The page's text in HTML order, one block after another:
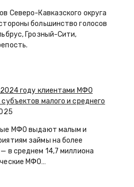
Северо-Кавказского округа
большинство голосов
Грозный-Сити,
году клиентами МФО
малого и среднего
МФО выдают малым и
займы на более
в среднем 14,7 миллиона
МФО…